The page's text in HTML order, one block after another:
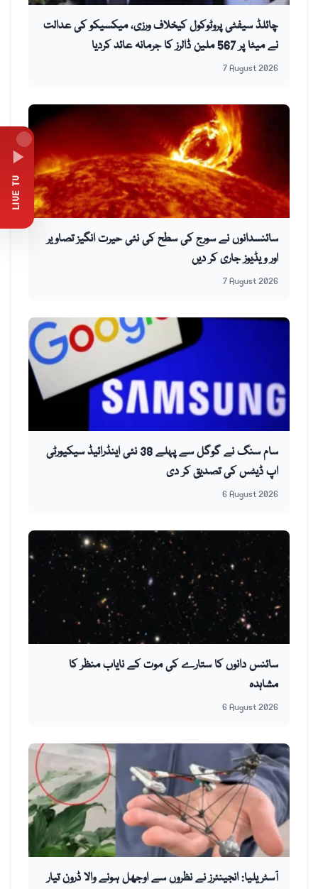
LIVE TV
چائلڈ سیفٹی پروٹوکول کیخلاف ورزی، میکسیکو کی عدالت
نے میٹا پر 567 ملین ڈالرز کا جرمانہ عائد کردیا
7 August 2026
سائنسدانوں نے سورج کی سطح کی نئی حیرت انگیز تصاویر
اور ویڈیوز جاری کر دیں
7 August 2026
سام سنگ نے گوگل سے پہلے 38 نئی اینڈرائیڈ سیکیورٹی
اپ ڈیٹس کی تصدیق کر دی
6 August 2026
سائنس دانوں کا ستارے کی موت کے نایاب منظر کا
مشاہدہ
6 August 2026
آسٹریلیا: انجینئرز نے نظروں سے اوجھل ہونے والا ڈرون تیار